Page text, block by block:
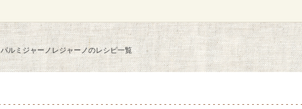
パルミジャーノレジャーノのレシピ一覧